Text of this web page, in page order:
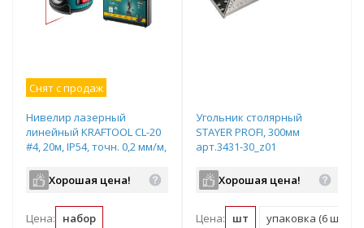
Снят с продаж
Нивелир лазерный
линейный KRAFTOOL CL-20
#4, 20м, IP54, точн. 0,2 мм/м,
кейсе арт.34700-4_z01
Хорошая цена!
Цена: набор
Угольник столярный
STAYER PROFI, 300мм
арт.3431-30_z01
Хорошая цена!
Цена: шт упаковка (6 шт)